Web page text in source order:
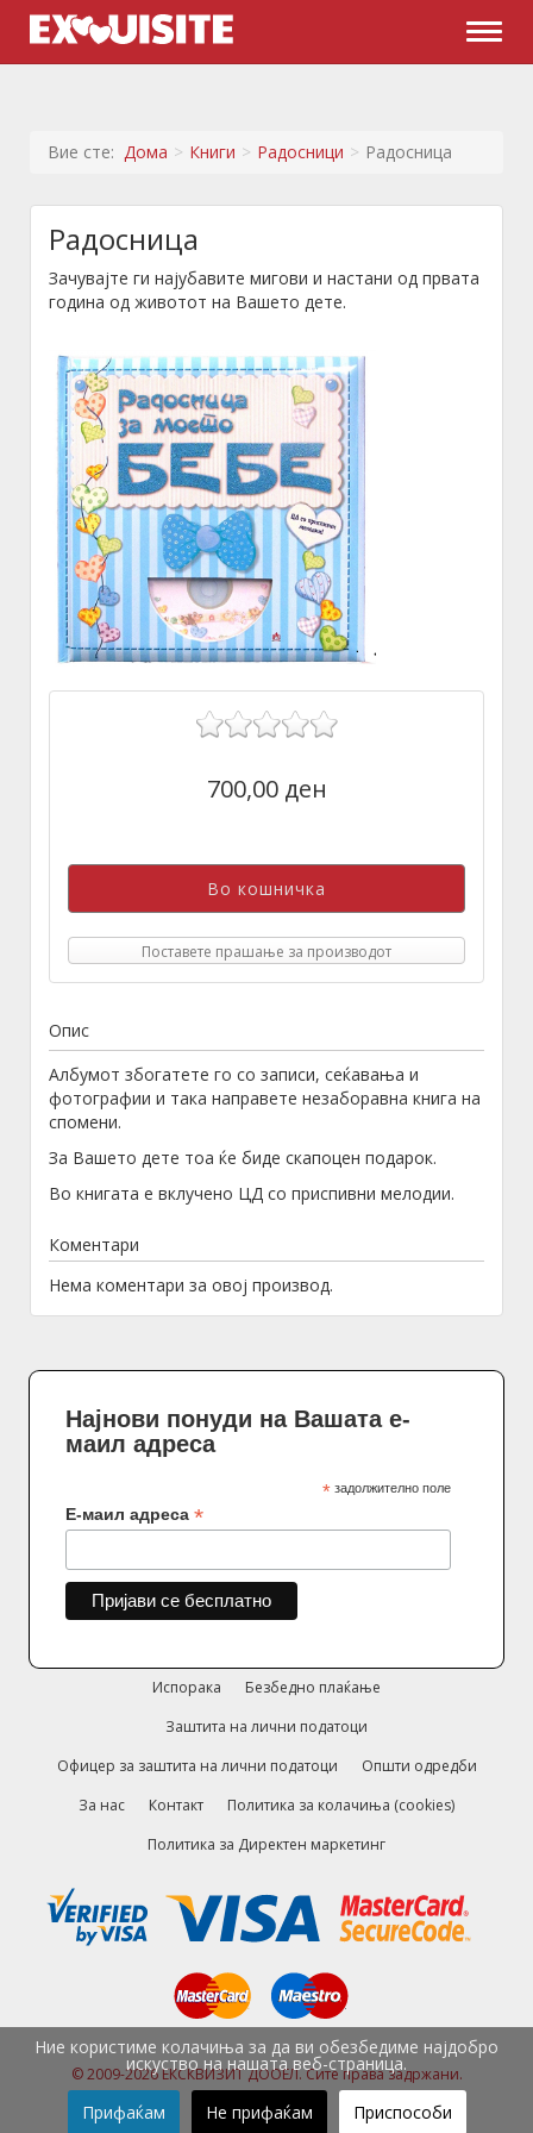
Вие сте: Дома Книги Радосници Радосница
Радосница
Зачувајте ги најубавите мигови и настани од првата
година од животот на Вашето дете.
700,00 ден
Поставете прашање за производот
Опис
Албумот збогатете го со записи, сеќавања и
фотографии и така направете незаборавна книга на
спомени.
За Вашето дете тоа ќе биде скапоцен подарок.
Во книгата е вклучено ЦД со приспивни мелодии.
Коментари
Нема коментари за овој производ.
Најнови понуди на Вашата е-
маил адреса
* задолжително поле
Е-маил адреса *
Испорака
Безбедно плаќање
Заштита на лични податоци
Офицер за заштита на лични податоци
Општи одредби
За нас
Контакт
Политика за колачиња (cookies)
Политика за Директен маркетинг
© 2009-2026 ЕКСКВИЗИТ ДООЕЛ. Сите права задржани.
Ние користиме колачиња за да ви обезбедиме најдобро
искуство на нашата веб-страница.
Прифаќам Не прифаќам Приспособи